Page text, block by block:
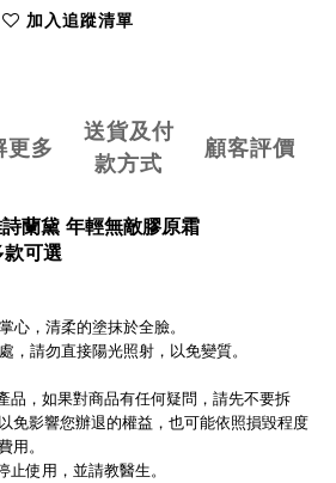
加入追蹤清單
更多
送貨及付
款方式
顧客評價
蘭黛 年輕無敵膠原霜
可選
心，清柔的塗抹於全臉。
，請勿直接陽光照射，以免變質。
品，如果對商品有任何疑問，請先不要拆
免影響您辦退的權益，也可能依照損毀程度
用。
使用，並請教醫生。